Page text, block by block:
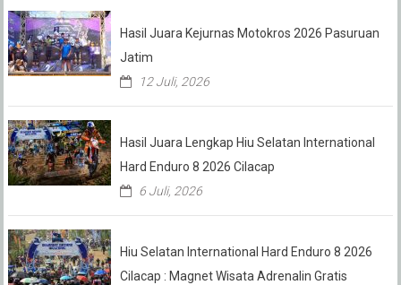
Hasil Juara Kejurnas Motokros 2026 Pasuruan
Jatim
12 Juli, 2026
Hasil Juara Lengkap Hiu Selatan International
Hard Enduro 8 2026 Cilacap
6 Juli, 2026
Hiu Selatan International Hard Enduro 8 2026
Cilacap : Magnet Wisata Adrenalin Gratis